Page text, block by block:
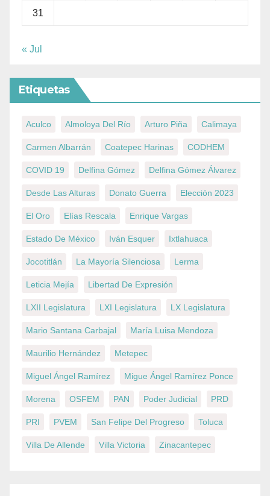
31
« Jul
Etiquetas
Aculco Almoloya Del Río Arturo Piña Calimaya
Carmen Albarrán Coatepec Harinas CODHEM
COVID 19 Delfina Gómez Delfina Gómez Álvarez
Desde Las Alturas Donato Guerra Elección 2023
El Oro Elías Rescala Enrique Vargas
Estado De México Iván Esquer Ixtlahuaca
Jocotitlán La Mayoría Silenciosa Lerma
Leticia Mejía Libertad De Expresión
LXII Legislatura LXI Legislatura LX Legislatura
Mario Santana Carbajal María Luisa Mendoza
Maurilio Hernández Metepec
Miguel Ángel Ramírez Migue Ángel Ramírez Ponce
Morena OSFEM PAN Poder Judicial PRD
PRI PVEM San Felipe Del Progreso Toluca
Villa De Allende Villa Victoria Zinacantepec